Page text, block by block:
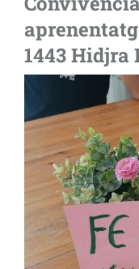
1443 Hidjra
Image